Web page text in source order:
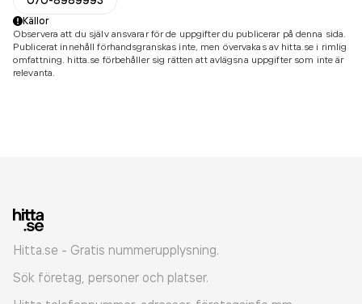
Källor
Observera att du själv ansvarar för de uppgifter du publicerar på denna sida.
Publicerat innehåll förhandsgranskas inte, men övervakas av hitta.se i rimlig
omfattning. hitta.se förbehåller sig rätten att avlägsna uppgifter som inte är
relevanta.
Hitta.se - Gratis nummerupplysning.
Sök företag, personer och platser.